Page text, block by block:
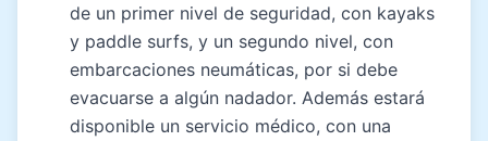
de un primer nivel de seguridad, con kayaks
y paddle surfs, y un segundo nivel, con
embarcaciones neumáticas, por si debe
evacuarse a algún nadador. Además estará
disponible un servicio médico, con una